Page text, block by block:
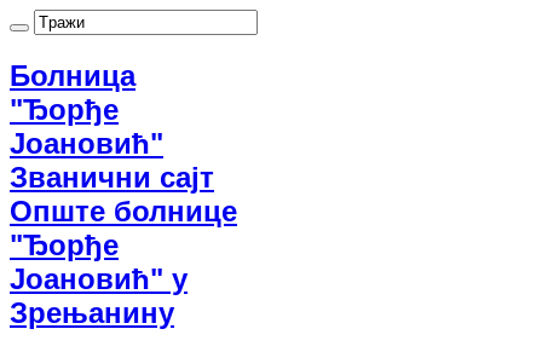
Болница
"Ђорђе
Јоановић"
Званични сајт
Опште болнице
"Ђорђе
Јоановић" у
Зрењанину